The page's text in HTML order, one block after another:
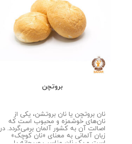
بروتچن
نان بروتچن یا نان بروتشن، یکی از
نان‌های خوشمزه‌ و محبوب است که
اصالت آن به کشور آلمان برمی‌گردد. در
زبان آلمانی به معنای «نان کوچک»